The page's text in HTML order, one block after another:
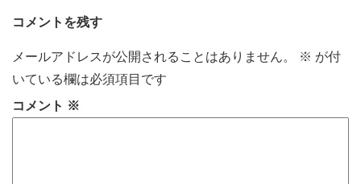
コメントを残す
メールアドレスが公開されることはありません。 ※ が付
いている欄は必須項目です
コメント ※